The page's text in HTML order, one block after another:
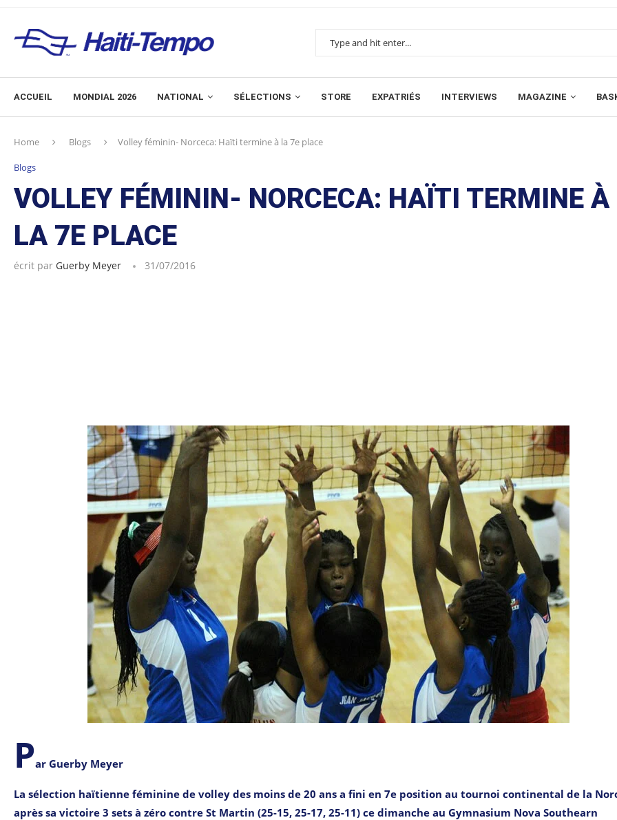
ACCUEIL MONDIAL 2026 NATIONAL SÉLECTIONS STORE EXPATRIÉS INTERVIEWS MAGAZINE
Home Blogs Volley féminin- Norceca: Haïti termine à la 7e place
Blogs
VOLLEY FÉMININ- NORCECA: HAÏTI TERMINE À
LA 7E PLACE
écrit par Guerby Meyer 31/07/2016
Par Guerby Meyer
La sélection haïtienne féminine de volley des moins de 20 ans a fini en 7e position au tournoi continental de la
après sa victoire 3 sets à zéro contre St Martin (25-15, 25-17, 25-11) ce dimanche au Gymnasium Nova Southearn